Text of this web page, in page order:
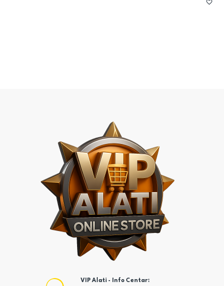
VIP Alati - Info Centar: